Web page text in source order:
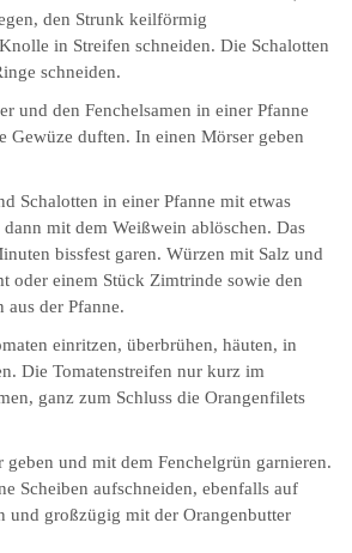
den Strunk keilförmig
in Streifen schneiden. Die Schalotten
schneiden.
und den Fenchelsamen in einer Pfanne
Gewüze duften. In einen Mörser geben
Schalotten in einer Pfanne mit etwas
mit dem Weißwein ablöschen. Das
bissfest garen. Würzen mit Salz und
oder einem Stück Zimtrinde sowie den
aus der Pfanne.
einritzen, überbrühen, häuten, in
Die Tomatenstreifen nur kurz im
ganz zum Schluss die Orangenfilets
geben und mit dem Fenchelgrün garnieren.
Scheiben aufschneiden, ebenfalls auf
und großzügig mit der Orangenbutter